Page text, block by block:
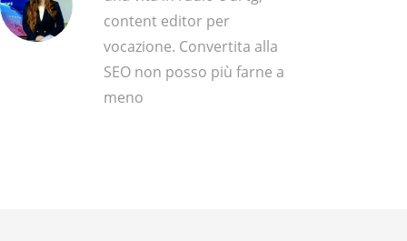
content editor per
vocazione. Convertita alla
SEO non posso più farne a
meno